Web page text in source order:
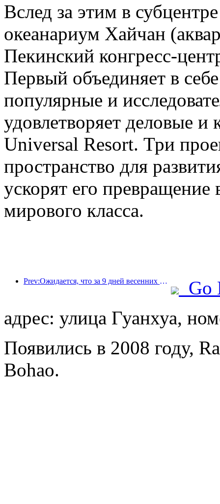
Вслед за этим в
океанариум Хайчан
Пекинский конгресс-
Первый объединяет в
популярные и
удовлетворяет деловые и
Universal Resort. Три
пространство для
ускорят его превращение
мирового класса.
Prev:Ожидается, что за 9 дней весенних праздников более 18 миллионов человек совершат поездки в страну и из страны.
Go
адрес: улица Гуанхуа,
Появились в 2008 году,
Bohao.